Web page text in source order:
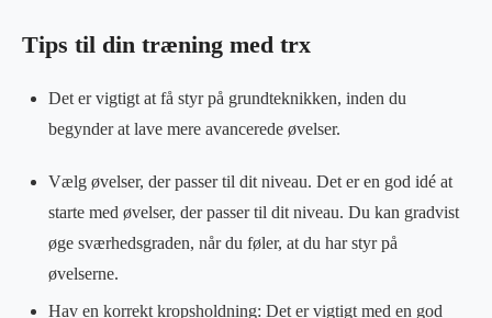
Tips til din træning med trx
Det er vigtigt at få styr på grundteknikken, inden du
begynder at lave mere avancerede øvelser.
Vælg øvelser, der passer til dit niveau. Det er en god idé at
starte med øvelser, der passer til dit niveau. Du kan gradvist
øge sværhedsgraden, når du føler, at du har styr på
øvelserne.
Hav en korrekt kropsholdning: Det er vigtigt med en god